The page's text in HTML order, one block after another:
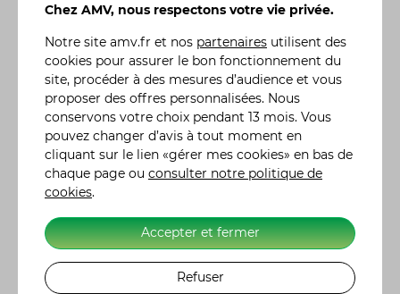
moto, auto ou autre, tout se fait en ligne. Nos 300
conseillers sont également à votre écoute pour vous
renseigner et vous accompagner dans le choix de
votre contrat d'assurance. Retrouvez l'histoire des
constructeurs motoet leurs modèles de référence.
Alors n'hésitez plus et, ensemble, ayons l'assurance
de gagner ! Label Excellence Assurance Moto
Scooter. AMV Assurance Moto sur 5250 clients
interrogés par Avis Vérifiés, AMV obtient une note de
satisfaction de 4,7/5.
A propos d’AMV
Qui sommes-nous ?
Avis clients
Chez AMV, nous respectons votre vie privée.
Notre site amv.fr et nos partenaires utilisent des
cookies pour assurer le bon fonctionnement du
site, procéder à des mesures d’audience et vous
proposer des offres personnalisées. Nous
conservons votre choix pendant 13 mois. Vous
pouvez changer d’avis à tout moment en
cliquant sur le lien «gérer mes cookies» en bas de
chaque page ou consulter notre politique de
cookies.
Accepter et fermer
Refuser